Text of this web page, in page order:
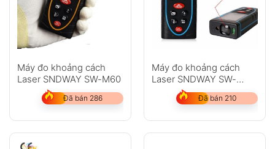
Máy đo khoảng cách
Laser SNDWAY SW-M60
Đã bán 286
Máy đo khoảng cách
Laser SNDWAY SW-
Đã bán 210